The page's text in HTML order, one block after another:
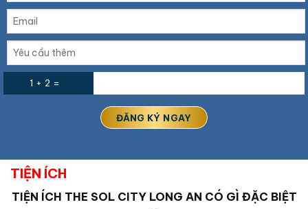
1 + 2 =
TIỆN ÍCH
TIỆN ÍCH THE SOL CITY LONG AN CÓ GÌ ĐẶC BIỆT